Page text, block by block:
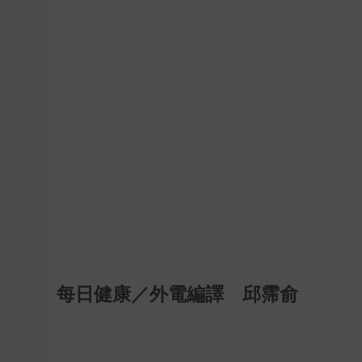
每日健康／外電編譯 邱霈俞